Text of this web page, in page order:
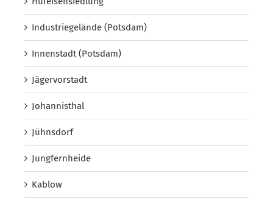
Industriegelände (Potsdam)
Innenstadt (Potsdam)
Jägervorstadt
Johannisthal
Jühnsdorf
Jungfernheide
Kablow